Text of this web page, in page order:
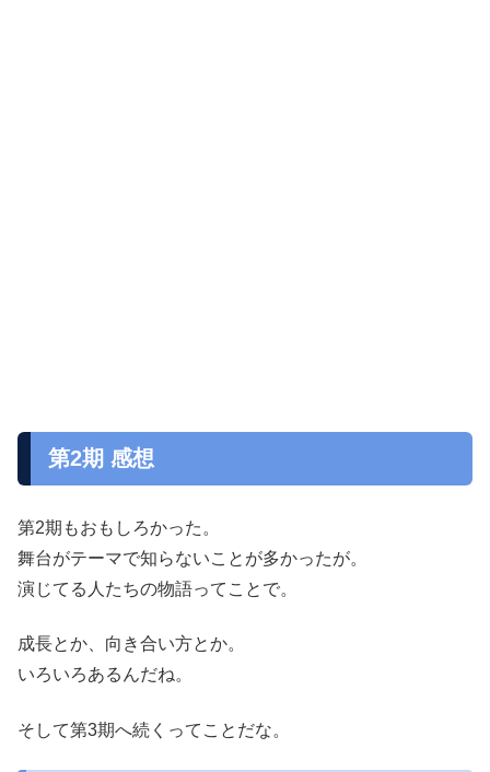
第2期 感想
第2期もおもしろかった。
舞台がテーマで知らないことが多かったが。
演じてる人たちの物語ってことで。
成長とか、向き合い方とか。
いろいろあるんだね。
そして第3期へ続くってことだな。